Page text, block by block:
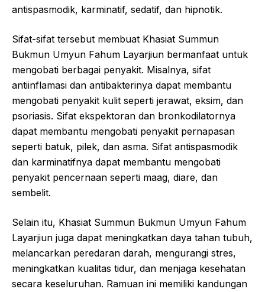
antispasmodik, karminatif, sedatif, dan hipnotik.
Sifat-sifat tersebut membuat Khasiat Summun
Bukmun Umyun Fahum Layarjiun bermanfaat untuk
mengobati berbagai penyakit. Misalnya, sifat
antiinflamasi dan antibakterinya dapat membantu
mengobati penyakit kulit seperti jerawat, eksim, dan
psoriasis. Sifat ekspektoran dan bronkodilatornya
dapat membantu mengobati penyakit pernapasan
seperti batuk, pilek, dan asma. Sifat antispasmodik
dan karminatifnya dapat membantu mengobati
penyakit pencernaan seperti maag, diare, dan
sembelit.
Selain itu, Khasiat Summun Bukmun Umyun Fahum
Layarjiun juga dapat meningkatkan daya tahan tubuh,
melancarkan peredaran darah, mengurangi stres,
meningkatkan kualitas tidur, dan menjaga kesehatan
secara keseluruhan. Ramuan ini memiliki kandungan